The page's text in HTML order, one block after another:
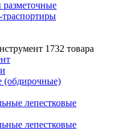
1732 товара
(обдирочные)
лепестковые
лепестковые